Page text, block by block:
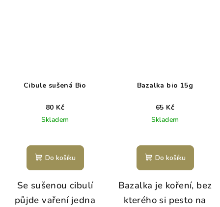
Cibule sušená Bio
80 Kč
Skladem
Do košíku
Se sušenou cibulí
půjde vaření jedna
Bazalka bio 15g
65 Kč
Skladem
Do košíku
Bazalka je koření, bez
kterého si pesto na